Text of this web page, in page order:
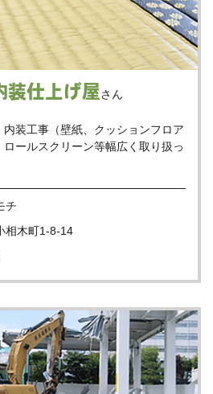
装仕上げ屋さん
装工事（壁紙、クッションフロア
ールスクリーン等幅広く取り扱っ
チ
相木町1-8-14